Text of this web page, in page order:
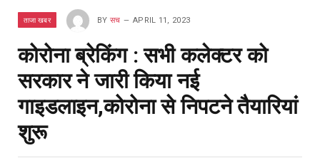
ताजा खबर BY सच APRIL 11, 2023
कोरोना ब्रेकिंग : सभी कलेक्टर को
सरकार ने जारी किया नई
गाइडलाइन,कोरोना से निपटने तैयारियां
शुरू